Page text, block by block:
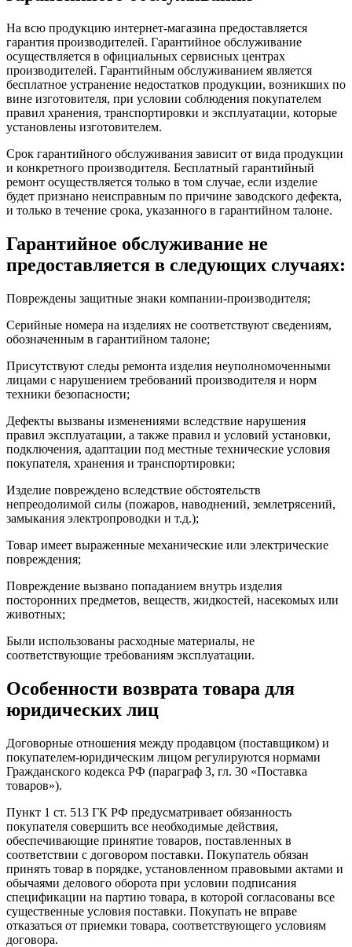
На всю продукцию интернет-магазина предоставляется
гарантия производителей. Гарантийное обслуживание
осуществляется в официальных сервисных центрах
производителей. Гарантийным обслуживанием является
бесплатное устранение недостатков продукции, возникших по
вине изготовителя, при условии соблюдения покупателем
правил хранения, транспортировки и эксплуатации, которые
установлены изготовителем.
Срок гарантийного обслуживания зависит от вида продукции
и конкретного производителя. Бесплатный гарантийный
ремонт осуществляется только в том случае, если изделие
будет признано неисправным по причине заводского дефекта,
и только в течение срока, указанного в гарантийном талоне.
Гарантийное обслуживание не
предоставляется в следующих случаях:
Повреждены защитные знаки компании-производителя;
Серийные номера на изделиях не соответствуют сведениям,
обозначенным в гарантийном талоне;
Присутствуют следы ремонта изделия неуполномоченными
лицами с нарушением требований производителя и норм
техники безопасности;
Дефекты вызваны изменениями вследствие нарушения
правил эксплуатации, а также правил и условий установки,
подключения, адаптации под местные технические условия
покупателя, хранения и транспортировки;
Изделие повреждено вследствие обстоятельств
непреодолимой силы (пожаров, наводнений, землетрясений,
замыкания электропроводки и т.д.);
Товар имеет выраженные механические или электрические
повреждения;
Повреждение вызвано попаданием внутрь изделия
посторонних предметов, веществ, жидкостей, насекомых или
животных;
Были использованы расходные материалы, не
соответствующие требованиям эксплуатации.
Особенности возврата товара для
юридических лиц
Договорные отношения между продавцом (поставщиком) и
покупателем-юридическим лицом регулируются нормами
Гражданского кодекса РФ (параграф 3, гл. 30 «Поставка
товаров»).
Пункт 1 ст. 513 ГК РФ предусматривает обязанность
покупателя совершить все необходимые действия,
обеспечивающие принятие товаров, поставленных в
соответствии с договором поставки. Покупатель обязан
принять товар в порядке, установленном правовыми актами и
обычаями делового оборота при условии подписания
спецификации на партию товара, в которой согласованы все
существенные условия поставки. Покупать не вправе
отказаться от приемки товара, соответствующего условиям
договора.